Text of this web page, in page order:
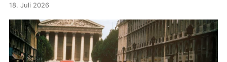
18. Juli 2026